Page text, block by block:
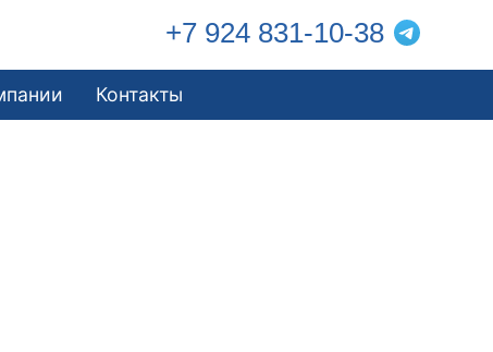
+7 924 831-10-38
Контакты